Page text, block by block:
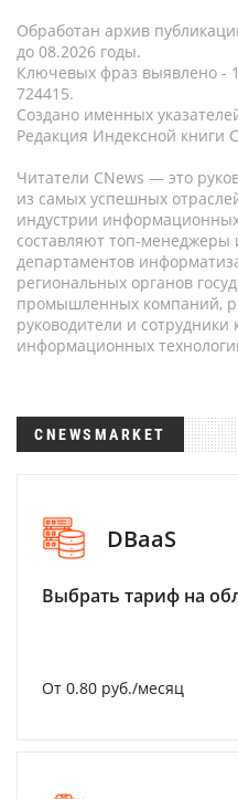
Обработан архив
до 08.2026 годы.
Ключевых фраз выявлено -
724415.
Создано именных
Редакция Индексной книги
Читатели CNews — это
из самых успешных
индустрии
составляют топ-менеджеры
департаментов
региональных органов
промышленных компаний,
руководители и
информационных
CNEWSMARKET
DBaaS
Выбрать тариф на
От 0.80 руб./месяц